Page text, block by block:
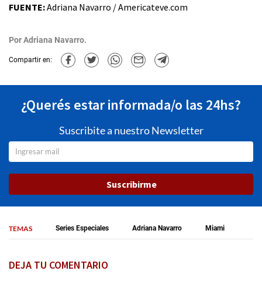
FUENTE:Adriana Navarro / Americateve.com
PorAdriana Navarro.
Compartir en:
¿Querés estar informada/o las 24hs?
Suscribite a nuestro Newsletter
Suscribirme
TEMAS Series Especiales Adriana Navarro Miami
DEJA TU COMENTARIO